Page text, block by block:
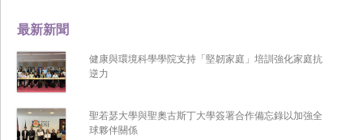
最新新聞
健康與環境科學學院支持「堅韌家庭」培訓強化家庭抗
逆力
聖若瑟大學與聖奧古斯丁大學簽署合作備忘錄以加強全
球夥伴關係